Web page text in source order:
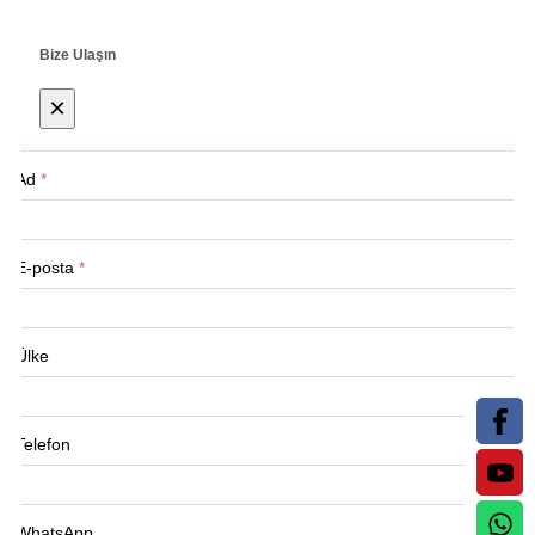
Bize Ulaşın
×
Ad *
E-posta *
Ülke
Telefon